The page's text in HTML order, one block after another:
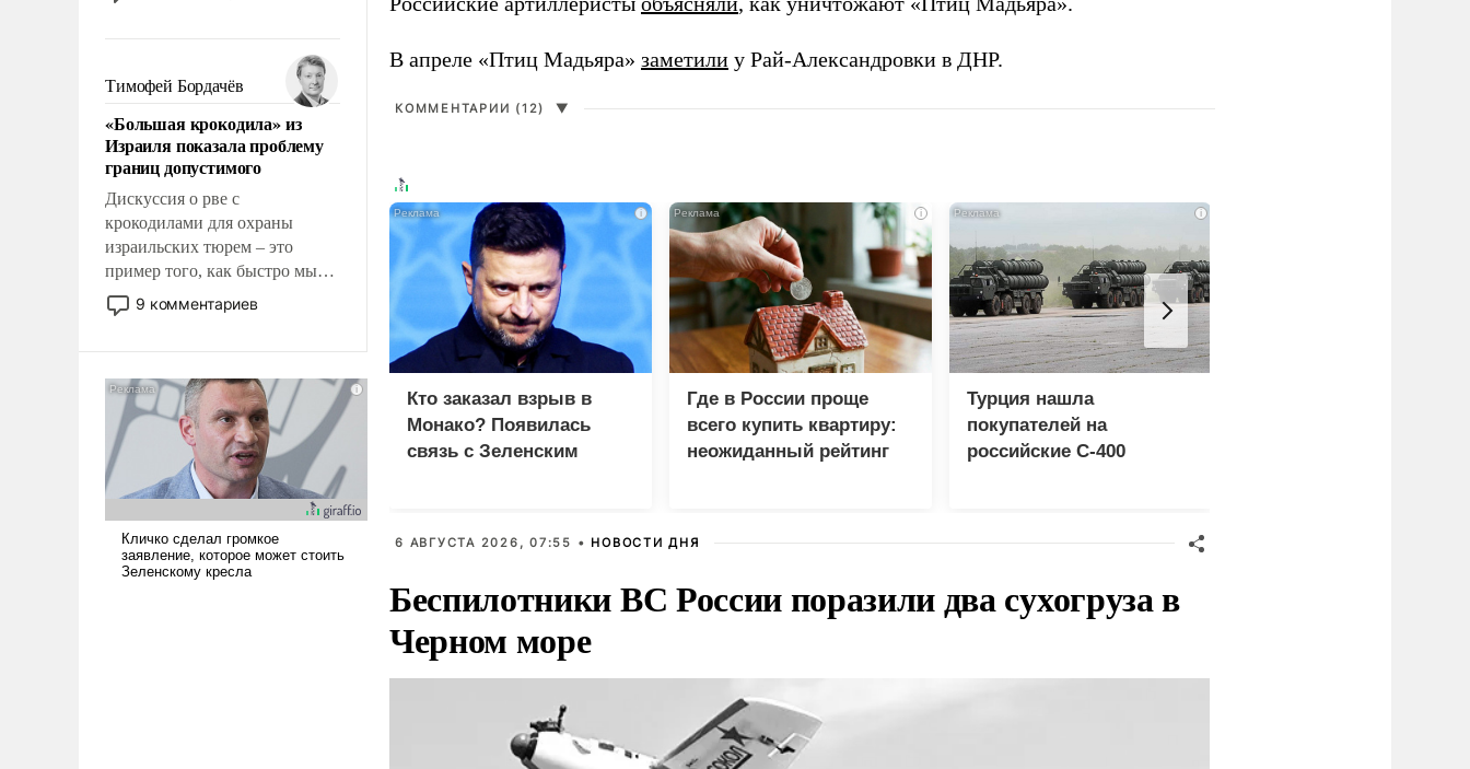
прожекты будут безусловно
налогоплательщиков и где
Еревану за свои поступки не
нужно отвечать.
Тимофей Бордачёв
«Большая крокодила» из
Израиля показала проблему
границ допустимого
Дискуссия о рве с
крокодилами для охраны
израильских тюрем – это
пример того, как быстро мы
двигаемся по пути
революционных изменений.
псевдонаучной фантастики,
стало всерьез обсуждаемой
идеей.
9 комментариев
В апреле «Птиц Мадьяра» заметили у Рай-Александровки в ДНР.
КОММЕНТАРИИ (12) ▼
i
Кто заказал взрыв в
Монако? Появилась
связь с Зеленским
i
Где в России проще
всего купить квартиру:
неожиданный рейтинг
i
Турция нашла
покупателей на
российские C-400
6 АВГУСТА 2026, 07:55 • НОВОСТИ ДНЯ
Беспилотники ВС России поразили два сухогруза в
Черном море